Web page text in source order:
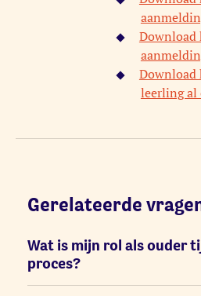
Download
Download
leerling al
Gerelateerde
Wat is mijn rol als ouder
proces?